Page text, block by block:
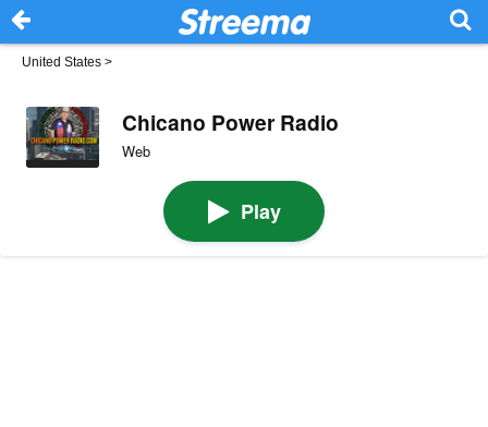
United States >
Chicano Power Radio
Web
Play